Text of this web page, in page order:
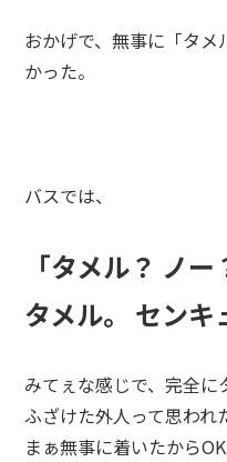
おかげで、無事に「タ
かった。
バスでは、
「タメル？ ノ
タメル。 センキ
みてぇな感じで、完全に
ふざけた外人って思われ
まぁ無事に着いたからOK